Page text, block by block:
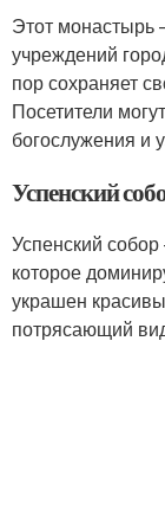
Этот монастырь
учреждений
пор сохраняет
Посетители
богослужения и
Успенский
Успенский
которое
украшен
потрясающий